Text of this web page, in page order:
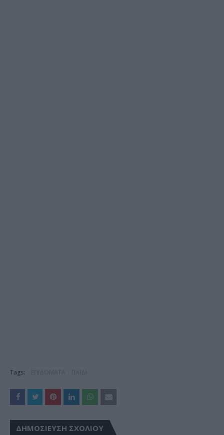
Tags:
ΔΗΜΟΣΊΕΥΣΗ ΣΧΟΛΊΟΥ